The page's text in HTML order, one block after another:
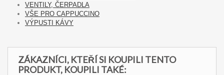
VENTILY, ČERPADLA
VŠE PRO CAPPUCCINO
VÝPUSTI KÁVY
ZÁKAZNÍCI, KTEŘÍ SI KOUPILI TENTO
PRODUKT, KOUPILI TAKÉ: